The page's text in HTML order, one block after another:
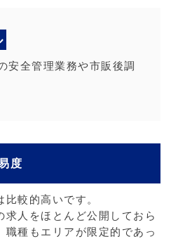
安全管理業務や市販後調
度
較的高いです。
求人をほとんど公開しておら
種もエリアが限定的であっ